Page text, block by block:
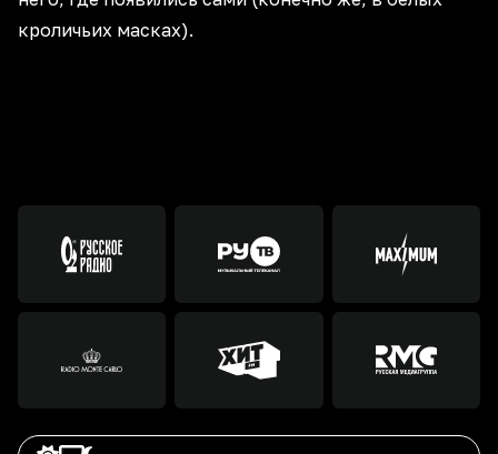
кроличьих масках).